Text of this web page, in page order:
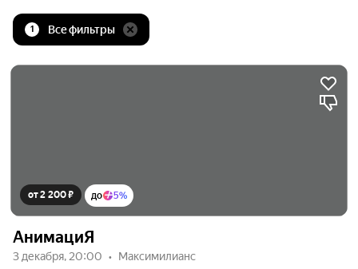
1 Все фильтры
от 2 200 ₽ до 5%
АнимациЯ
3 декабря, 20:00 Максимилианс